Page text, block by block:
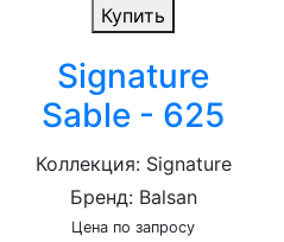
Купить
Signature
Sable - 625
Коллекция: Signature
Бренд: Balsan
Цена по запросу